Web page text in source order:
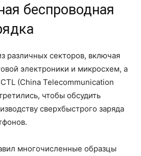
беспроводная
различных секторов, включая
электроники и микросхем, а
(China Telecommunication
чтобы обсудить
сверхбыстрого заряда
многочисленные образцы